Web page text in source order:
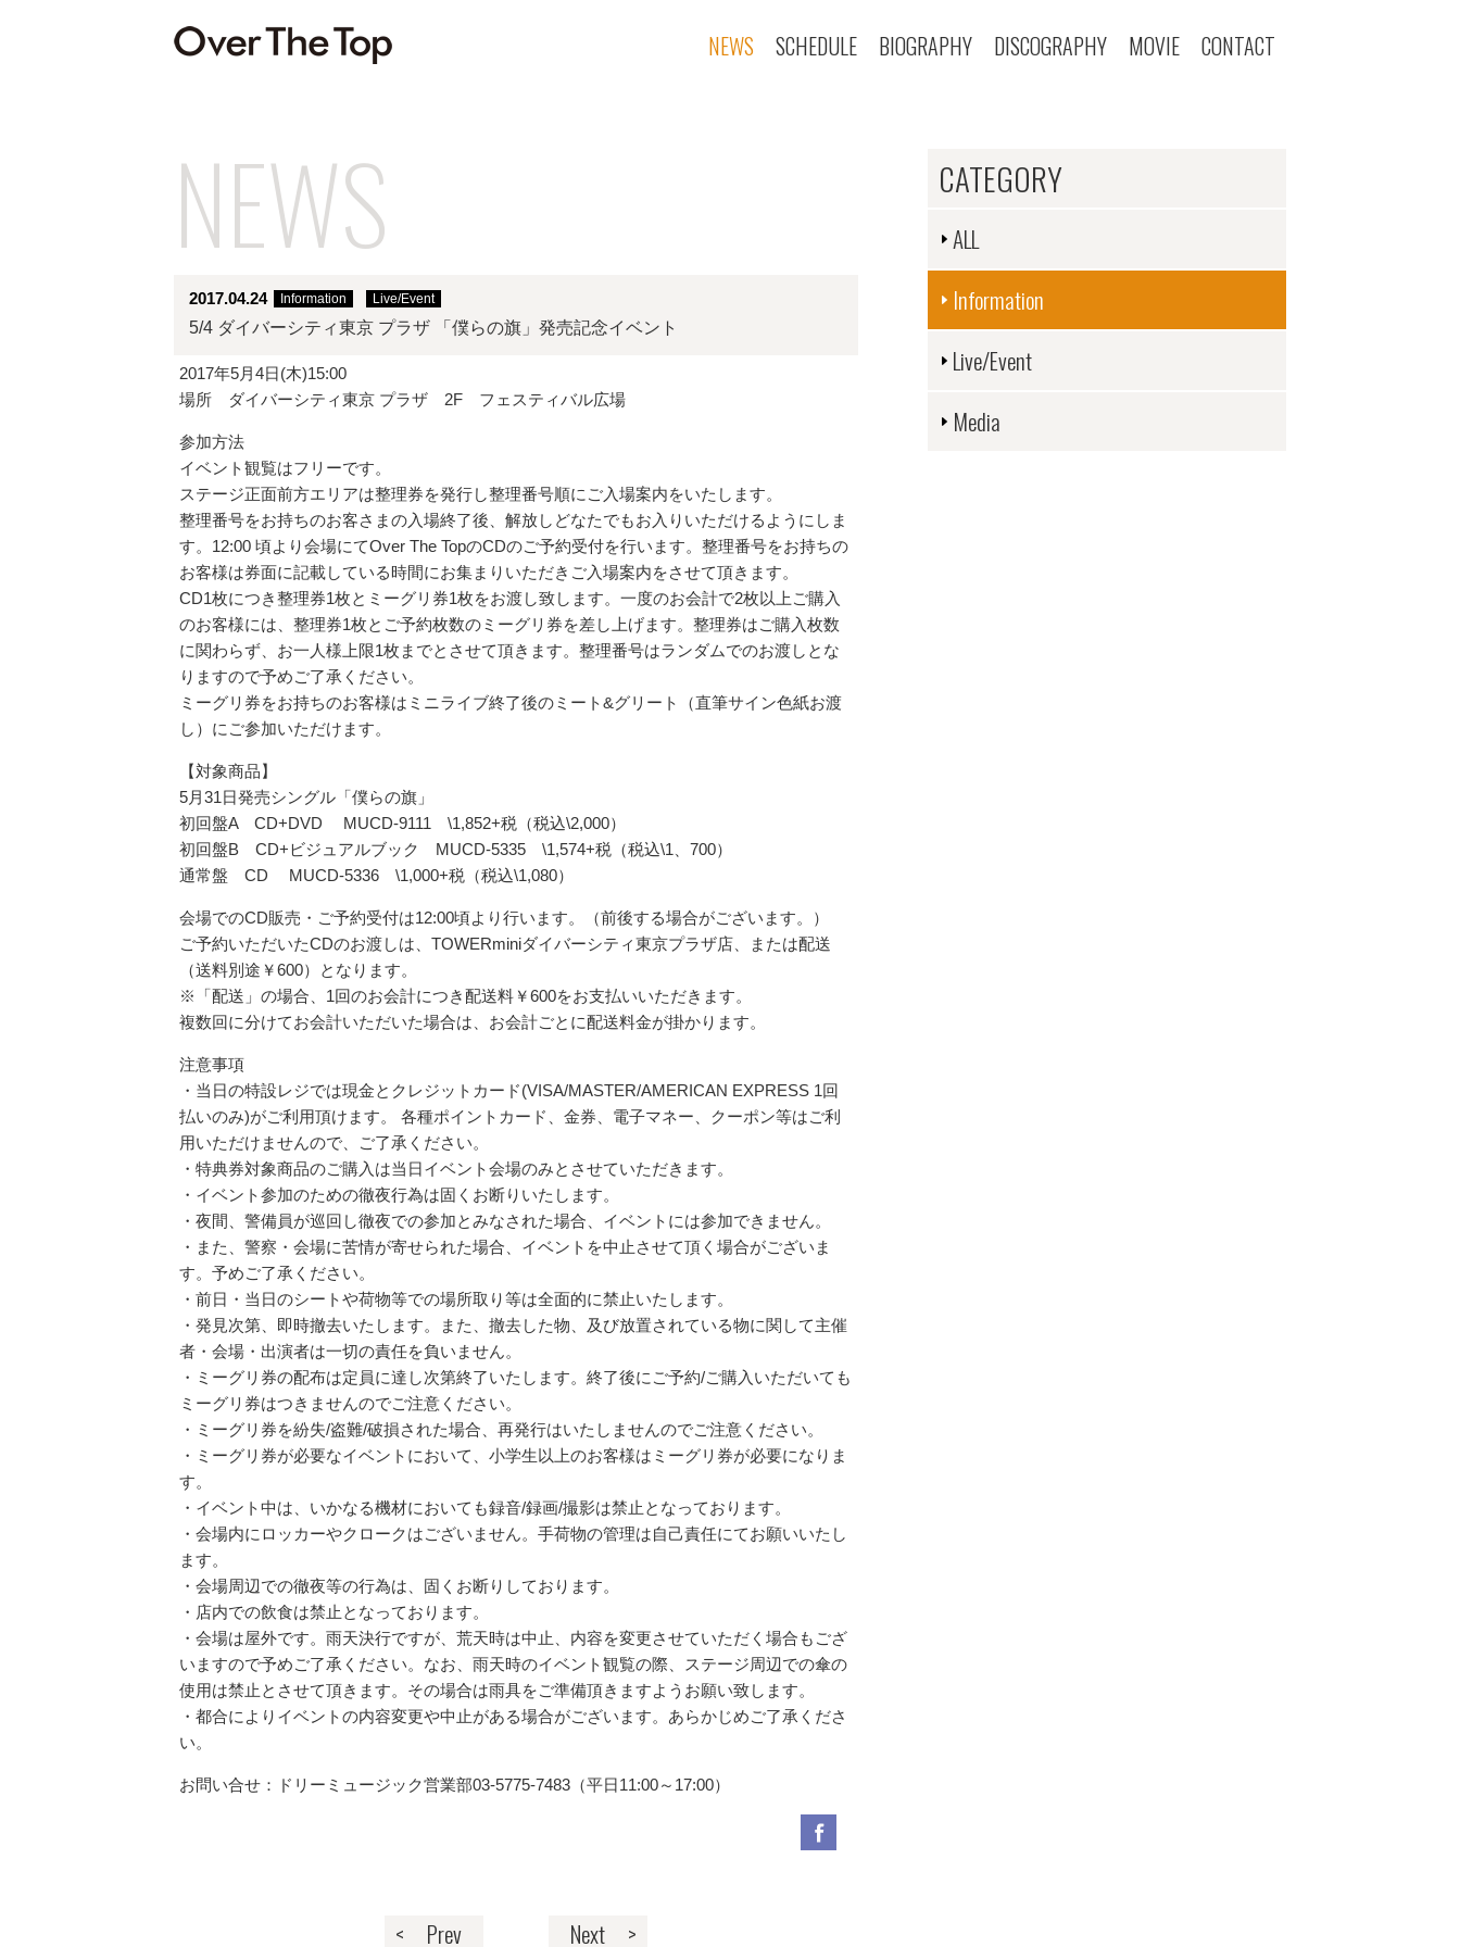
NEWS SCHEDULE BIOGRAPHY DISCOGRAPHY MOVIE CONTACT
CATEGORY
ALL
Information
Live/Event
Media
NEWS
2017.04.24 Information Live/Event
5/4 ダイバーシティ東京 プラザ 「僕らの旗」発売記念イベント
2017年5月4日(木)15:00
場所 ダイバーシティ東京 プラザ 2F フェスティバル広場
参加方法
イベント観覧はフリーです。
ステージ正面前方エリアは整理券を発行し整理番号順にご入場案内をいたします。
整理番号をお持ちのお客さまの入場終了後、解放しどなたでもお入りいただけるようにしま
す。12:00 頃より会場にてOver The TopのCDのご予約受付を行います。整理番号をお持ちの
お客様は券面に記載している時間にお集まりいただきご入場案内をさせて頂きます。
CD1枚につき整理券1枚とミーグリ券1枚をお渡し致します。一度のお会計で2枚以上ご購入
のお客様には、整理券1枚とご予約枚数のミーグリ券を差し上げます。整理券はご購入枚数
に関わらず、お一人様上限1枚までとさせて頂きます。整理番号はランダムでのお渡しとな
りますので予めご了承ください。
ミーグリ券をお持ちのお客様はミニライブ終了後のミート&グリート（直筆サイン色紙お渡
し）にご参加いただけます。
【対象商品】
5月31日発売シングル「僕らの旗」
初回盤A CD+DVD MUCD-9111 \1,852+税（税込\2,000）
初回盤B CD+ビジュアルブック MUCD-5335 \1,574+税（税込\1、700）
通常盤 CD MUCD-5336 \1,000+税（税込\1,080）
会場でのCD販売・ご予約受付は12:00頃より行います。（前後する場合がございます。）
ご予約いただいたCDのお渡しは、TOWERminiダイバーシティ東京プラザ店、または配送
（送料別途￥600）となります。
※「配送」の場合、1回のお会計につき配送料￥600をお支払いいただきます。
複数回に分けてお会計いただいた場合は、お会計ごとに配送料金が掛かります。
注意事項
・当日の特設レジでは現金とクレジットカード(VISA/MASTER/AMERICAN EXPRESS 1回
払いのみ)がご利用頂けます。 各種ポイントカード、金券、電子マネー、クーポン等はご利
用いただけませんので、ご了承ください。
・特典券対象商品のご購入は当日イベント会場のみとさせていただきます。
・イベント参加のための徹夜行為は固くお断りいたします。
・夜間、警備員が巡回し徹夜での参加とみなされた場合、イベントには参加できません。
・また、警察・会場に苦情が寄せられた場合、イベントを中止させて頂く場合がございま
す。予めご了承ください。
・前日・当日のシートや荷物等での場所取り等は全面的に禁止いたします。
・発見次第、即時撤去いたします。また、撤去した物、及び放置されている物に関して主催
者・会場・出演者は一切の責任を負いません。
・ミーグリ券の配布は定員に達し次第終了いたします。終了後にご予約/ご購入いただいても
ミーグリ券はつきませんのでご注意ください。
・ミーグリ券を紛失/盗難/破損された場合、再発行はいたしませんのでご注意ください。
・ミーグリ券が必要なイベントにおいて、小学生以上のお客様はミーグリ券が必要になりま
す。
・イベント中は、いかなる機材においても録音/録画/撮影は禁止となっております。
・会場内にロッカーやクロークはございません。手荷物の管理は自己責任にてお願いいたし
ます。
・会場周辺での徹夜等の行為は、固くお断りしております。
・店内での飲食は禁止となっております。
・会場は屋外です。雨天決行ですが、荒天時は中止、内容を変更させていただく場合もござ
いますので予めご了承ください。なお、雨天時のイベント観覧の際、ステージ周辺での傘の
使用は禁止とさせて頂きます。その場合は雨具をご準備頂きますようお願い致します。
・都合によりイベントの内容変更や中止がある場合がございます。あらかじめご了承くださ
い。
お問い合せ：ドリーミュージック営業部03-5775-7483（平日11:00～17:00）
< Prev Next >